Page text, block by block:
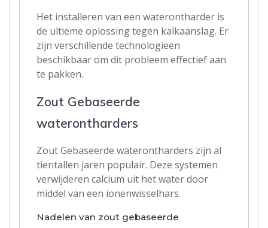
Het installeren van een waterontharder is
de ultieme oplossing tegen kalkaanslag. Er
zijn verschillende technologieën
beschikbaar om dit probleem effectief aan
te pakken.
Zout Gebaseerde
waterontharders
Zout Gebaseerde waterontharders zijn al
tientallen jaren populair. Deze systemen
verwijderen calcium uit het water door
middel van een ionenwisselhars.
Nadelen van zout gebaseerde